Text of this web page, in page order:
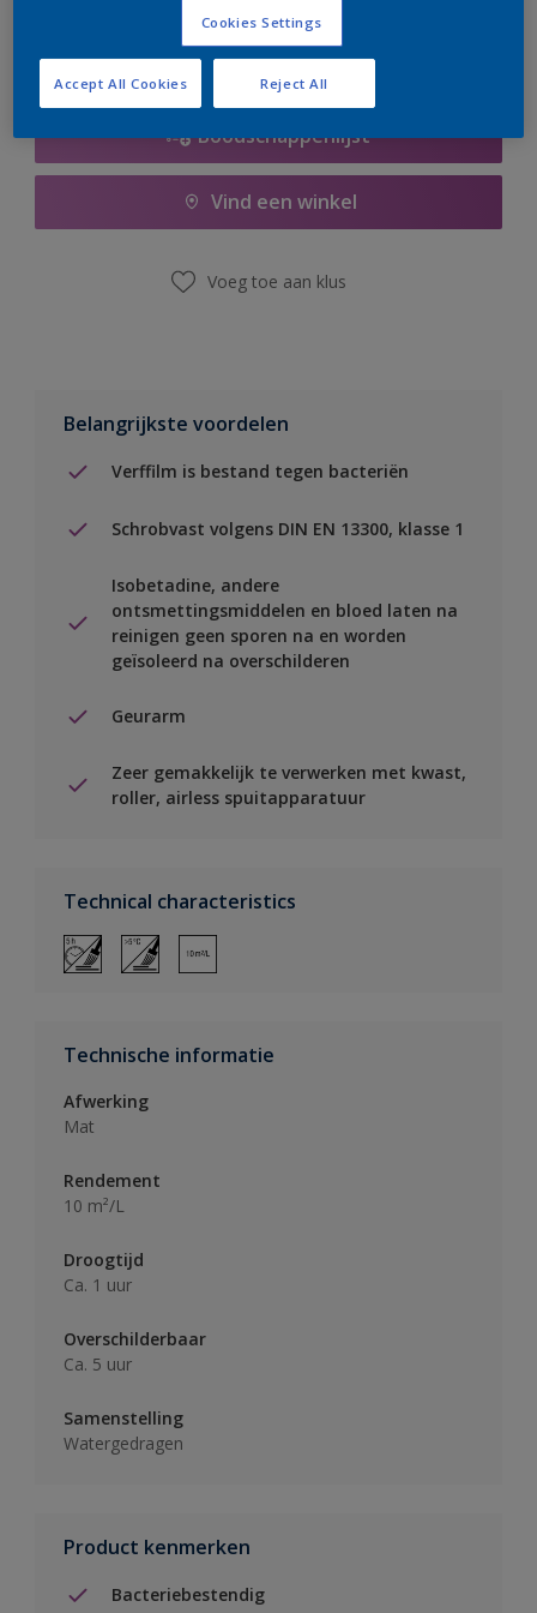
Boodschappenlijst
Vind een winkel
Voeg toe aan klus
Belangrijkste voordelen
Verffilm is bestand tegen bacteriën
Schrobvast volgens DIN EN 13300, klasse 1
Isobetadine, andere
ontsmettingsmiddelen en bloed laten na
reinigen geen sporen na en worden
geïsoleerd na overschilderen
Geurarm
Zeer gemakkelijk te verwerken met kwast,
roller, airless spuitapparatuur
Technical characteristics
Technische informatie
Afwerking
Mat
Rendement
10 m²/L
Droogtijd
Ca. 1 uur
Overschilderbaar
Ca. 5 uur
Samenstelling
Watergedragen
Product kenmerken
Bacteriebestendig
Cookies Settings
Reject All
Accept All Cookies